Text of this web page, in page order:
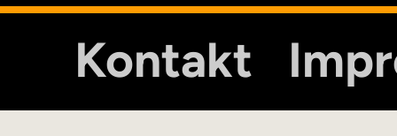
Kontakt